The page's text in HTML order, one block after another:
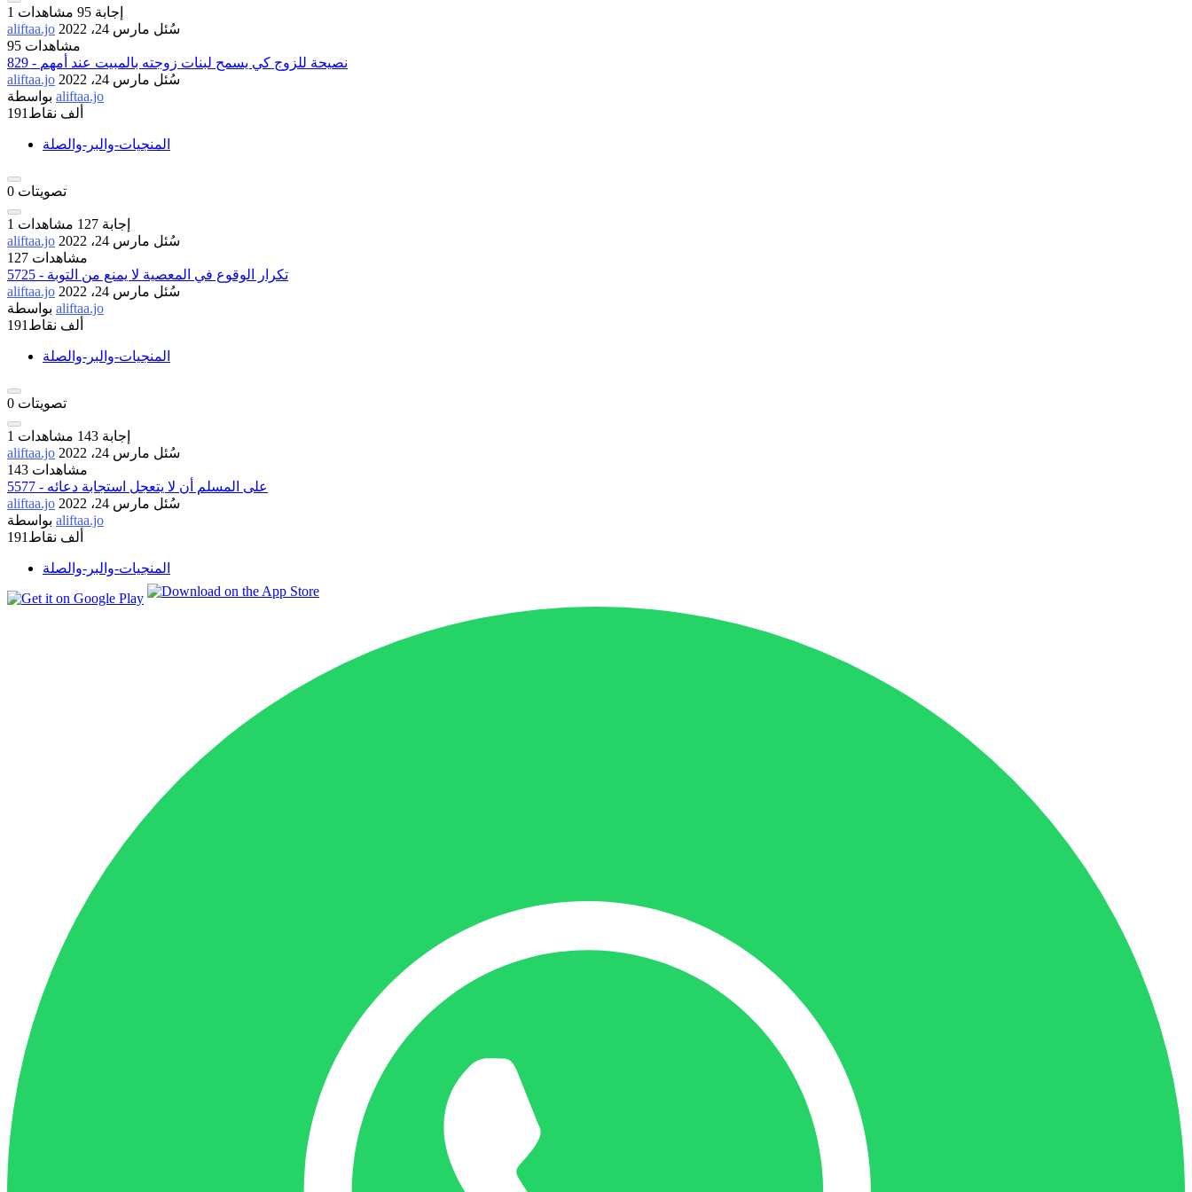
1 إجابة 95 مشاهدات
aliftaa.jo
سُئل مارس 24، 2022
95 مشاهدات
829 - نصيحة للزوج كي يسمح لبنات زوجته بالمبيت عند أمهم
aliftaa.jo
سُئل مارس 24، 2022
aliftaa.jo
191ألف نقاط
المنجيات-والبر-والصلة
0 تصويتات
1 إجابة 127 مشاهدات
aliftaa.jo
سُئل مارس 24، 2022
127 مشاهدات
5725 - تكرار الوقوع في المعصية لا يمنع من التوبة
aliftaa.jo
سُئل مارس 24، 2022
aliftaa.jo
191ألف نقاط
المنجيات-والبر-والصلة
0 تصويتات
1 إجابة 143 مشاهدات
aliftaa.jo
سُئل مارس 24، 2022
143 مشاهدات
5577 - على المسلم أن لا يتعجل استجابة دعائه
aliftaa.jo
سُئل مارس 24، 2022
aliftaa.jo
191ألف نقاط
المنجيات-والبر-والصلة